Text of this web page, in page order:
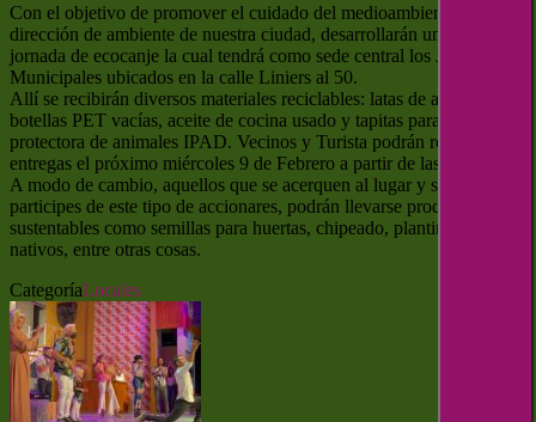
Con el objetivo de promover el cuidado del medioambiente, desde la
dirección de ambiente de nuestra ciudad, desarrollarán una nueva
jornada de ecocanje la cual tendrá como sede central los Jardines
Municipales ubicados en la calle Liniers al 50.
Allí se recibirán diversos materiales reciclables: latas de aluminio y
botellas PET vacías, aceite de cocina usado y tapitas para la
protectora de animales IPAD. Vecinos y Turista podrán realizar sus
entregas el próximo miércoles 9 de Febrero a partir de las 19 horas.
A modo de cambio, aquellos que se acerquen al lugar y sean
participes de este tipo de accionares, podrán llevarse productos
sustentables como semillas para huertas, chipeado, plantines, arboles
nativos, entre otras cosas.
CategoríaLocales